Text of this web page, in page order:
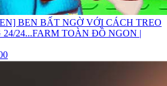
BEN BẤT NGỜ VỚI CÁCH TREO
24...FARM TOÀN ĐỒ NGON |